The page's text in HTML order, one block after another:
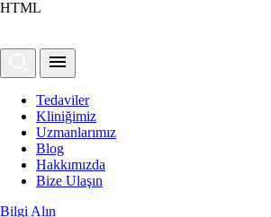
HTML
Tedaviler
Kliniğimiz
Uzmanlarımız
Blog
Hakkımızda
Bize Ulaşın
Bilgi Alın